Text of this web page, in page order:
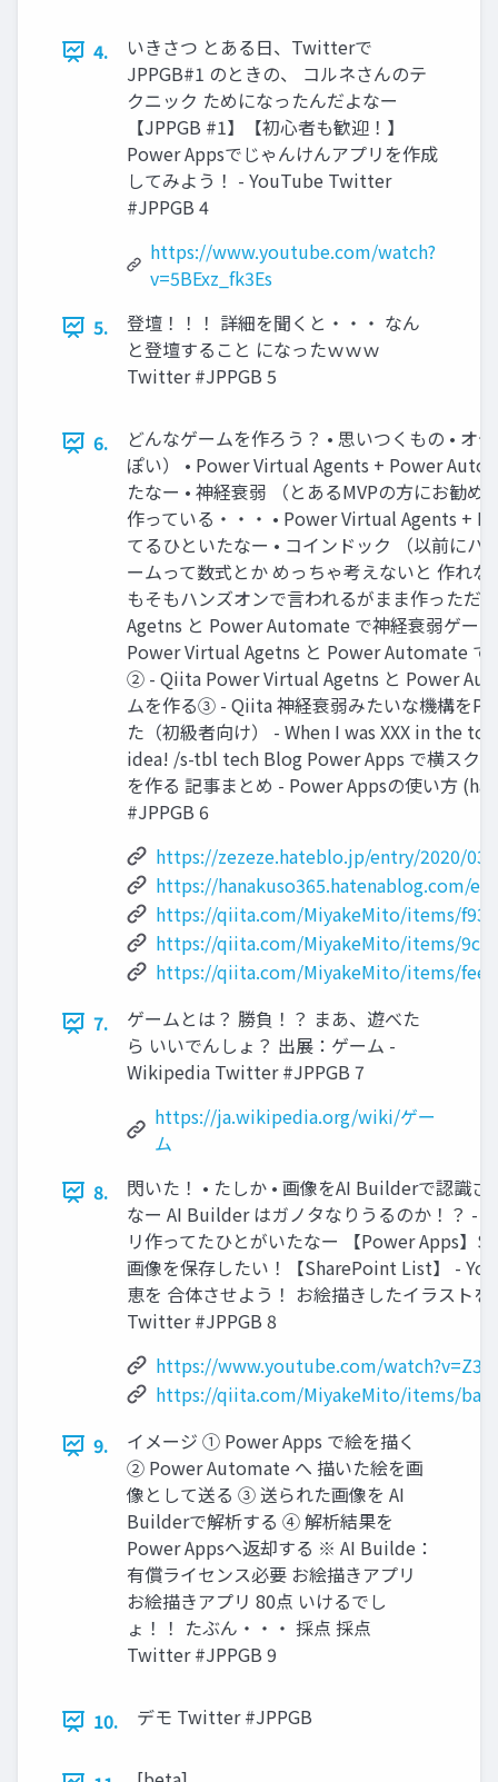
4.
いきさつ とある日、Twitterで
JPPGB#1 のときの、 コルネさんのテ
クニック ためになったんだよなー
【JPPGB #1】【初心者も歓迎！】
Power Appsでじゃんけんアプリを作成
してみよう！ - YouTube Twitter
#JPPGB 4
https://www.youtube.com/watch?
v=5BExz_fk3Es
5.
登壇！！！ 詳細を聞くと・・・ なん
と登壇すること になったｗｗｗ
Twitter #JPPGB 5
6.
どんなゲームを作ろう？ • 思いつくもの • オ
ぽい） • Power Virtual Agents + Power
たなー • 神経衰弱 （とあるMVPの方にお勧め
作っている・・・ • Power Virtual Agents +
てるひといたなー • コインドック （以前にハ
ームって数式とか めっちゃ考えないと 作れな
もそもハンズオンで言われるがまま作っただ
Agetns と Power Automate で神経衰弱ゲー
Power Virtual Agetns と Power Automate で
② - Qiita Power Virtual Agetns と Power
ムを作る③ - Qiita 神経衰弱みたいな機構を
た（初級者向け） - When I was XXX in the
idea! /s-tbl tech Blog Power Apps で横スク
を作る 記事まとめ - Power Appsの使い方
#JPPGB 6
https://zezeze.hateblo.jp/entry/2020/03/
https://hanakuso365.hatenablog.com/
https://qiita.com/MiyakeMito/items/
https://qiita.com/MiyakeMito/items/
https://qiita.com/MiyakeMito/items/
7.
ゲームとは？ 勝負！？ まあ、遊べた
ら いいでんしょ？ 出展：ゲーム -
Wikipedia Twitter #JPPGB 7
https://ja.wikipedia.org/wiki/ゲー
ム
8.
閃いた！ • たしか • 画像をAI Builderで認識
なー AI Builder はガノタなりうるのか！？ -
リ作ってたひとがいたなー 【Power Apps】
画像を保存したい！【SharePoint List】 -
恵を 合体させよう！ お絵描きしたイラスト
Twitter #JPPGB 8
https://www.youtube.com/
https://qiita.com/MiyakeMito/items/
9.
イメージ ① Power Apps で絵を描く
② Power Automate へ 描いた絵を画
像として送る ③ 送られた画像を AI
Builderで解析する ④ 解析結果を
Power Appsへ返却する ※ AI Builde：
有償ライセンス必要 お絵描きアプリ
お絵描きアプリ 80点 いけるでし
ょ！！ たぶん・・・ 採点 採点
Twitter #JPPGB 9
10. デモ Twitter #JPPGB